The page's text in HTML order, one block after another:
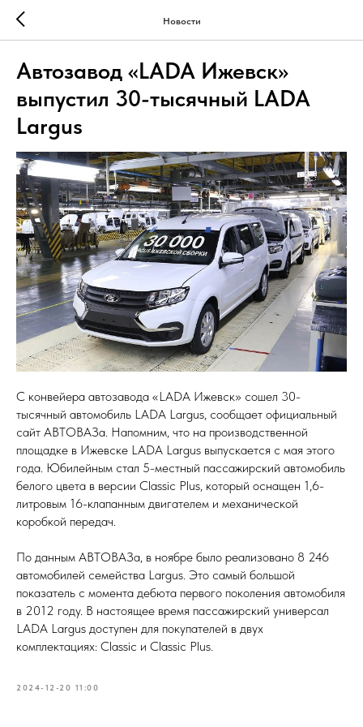
Новости
Автозавод «LADA Ижевск»
выпустил 30-тысячный LADA
Largus
С конвейера автозавода «LADA Ижевск» сошел 30-
тысячный автомобиль LADA Largus, сообщает официальный
сайт АВТОВАЗа. Напомним, что на производственной
площадке в Ижевске LADA Largus выпускается с мая этого
года. Юбилейным стал 5-местный пассажирский автомобиль
белого цвета в версии Classic Plus, который оснащен 1,6-
литровым 16-клапанным двигателем и механической
коробкой передач.
По данным АВТОВАЗа, в ноябре было реализовано 8 246
автомобилей семейства Largus. Это самый большой
показатель с момента дебюта первого поколения автомобиля
в 2012 году. В настоящее время пассажирский универсал
LADA Largus доступен для покупателей в двух
комплектациях: Classic и Classic Plus.
2024-12-20 11:00